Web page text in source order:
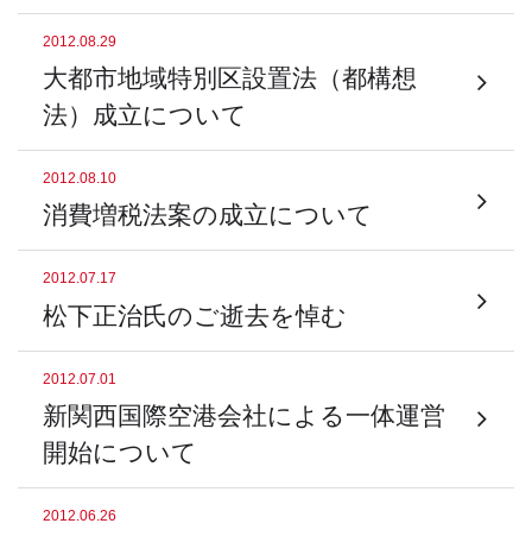
2012.08.29
大都市地域特別区設置法（都構想
法）成立について
2012.08.10
消費増税法案の成立について
2012.07.17
松下正治氏のご逝去を悼む
2012.07.01
新関西国際空港会社による一体運営
開始について
2012.06.26